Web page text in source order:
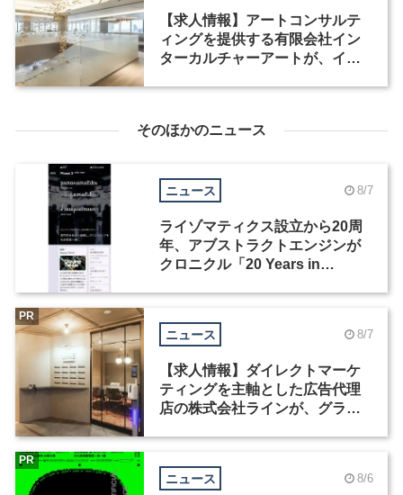
【求人情報】アートコンサルテ
ィングを提供する有限会社イン
ターカルチャーアートが、イン
そのほかのニュース
ニュース 8/7
ライゾマティクス設立から20周
年、アブストラクトエンジンが
クロニクル「20 Years in
ニュース 8/7
【求人情報】ダイレクトマーケ
ティングを主軸とした広告代理
店の株式会社ラインが、グラフ
PR
ニュース 8/6
PR